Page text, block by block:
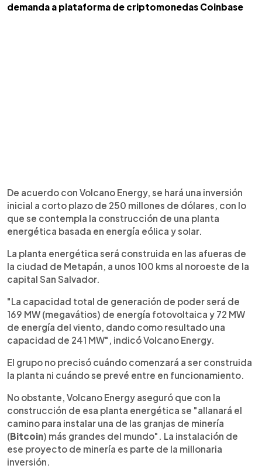
demanda a plataforma de criptomonedas Coinbase
De acuerdo con Volcano Energy, se hará una inversión
inicial a corto plazo de 250 millones de dólares, con lo
que se contempla la construcción de una planta
energética basada en energía eólica y solar.
La planta energética será construida en las afueras de
la ciudad de Metapán, a unos 100 kms al noroeste de la
capital San Salvador.
"La capacidad total de generación de poder será de
169 MW (megavátios) de energía fotovoltaica y 72 MW
de energía del viento, dando como resultado una
capacidad de 241 MW", indicó Volcano Energy.
El grupo no precisó cuándo comenzará a ser construida
la planta ni cuándo se prevé entre en funcionamiento.
No obstante, Volcano Energy aseguró que con la
construcción de esa planta energética se "allanará el
camino para instalar una de las granjas de minería
(Bitcoin) más grandes del mundo". La instalación de
ese proyecto de minería es parte de la millonaria
inversión.